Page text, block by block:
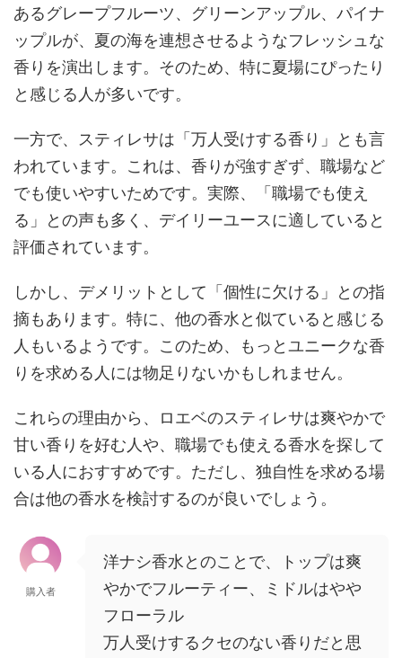
あるグレープフルーツ、グリーンアップル、パイナ
ップルが、夏の海を連想させるようなフレッシュな
香りを演出します。そのため、特に夏場にぴったり
と感じる人が多いです。
一方で、スティレサは「万人受けする香り」とも言
われています。これは、香りが強すぎず、職場など
でも使いやすいためです。実際、「職場でも使え
る」との声も多く、デイリーユースに適していると
評価されています。
しかし、デメリットとして「個性に欠ける」との指
摘もあります。特に、他の香水と似ていると感じる
人もいるようです。このため、もっとユニークな香
りを求める人には物足りないかもしれません。
これらの理由から、ロエベのスティレサは爽やかで
甘い香りを好む人や、職場でも使える香水を探して
いる人におすすめです。ただし、独自性を求める場
合は他の香水を検討するのが良いでしょう。
購入者
洋ナシ香水とのことで、トップは爽
やかでフルーティー、ミドルはやや
フローラル
万人受けするクセのない香りだと思